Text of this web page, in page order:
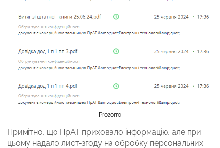
Prozorro
Примітно, що ПрАТ приховало інформацію, але при
цьому надало лист-згоду на обробку персональних